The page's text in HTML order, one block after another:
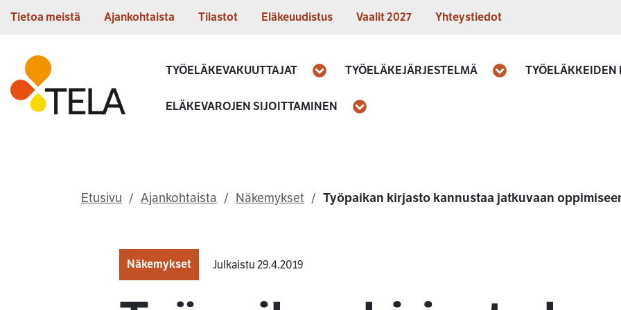
Siirry sisältöön
Tietoa meistä Ajankohtaista Tilastot Eläkeuudistus Vaalit 2027 Yhteystiedot
Etusivu
TYÖELÄKEVAKUUTTAJAT Avaa TYÖELÄKEJÄRJESTELMÄ Avaa TYÖELÄKKEIDEN
ELÄKEVAROJEN SIJOITTAMINEN Avaa
Etusivu Ajankohtaista Näkemykset Työpaikan kirjasto kannustaa jatkuvaan
Näkemykset Julkaistu 29.4.2019